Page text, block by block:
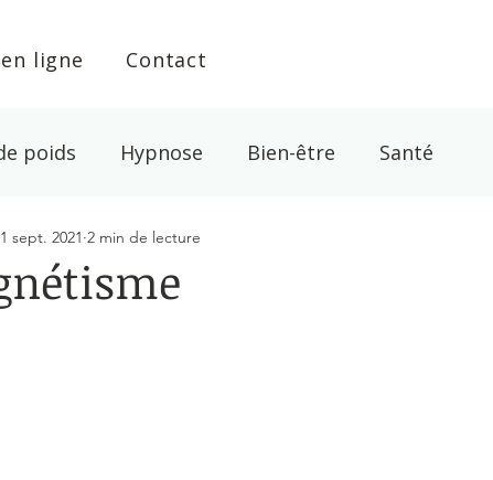
ligne Contact
poids Hypnose Bien-être Santé
Croyance
1 sept. 2021 2 min de lecture